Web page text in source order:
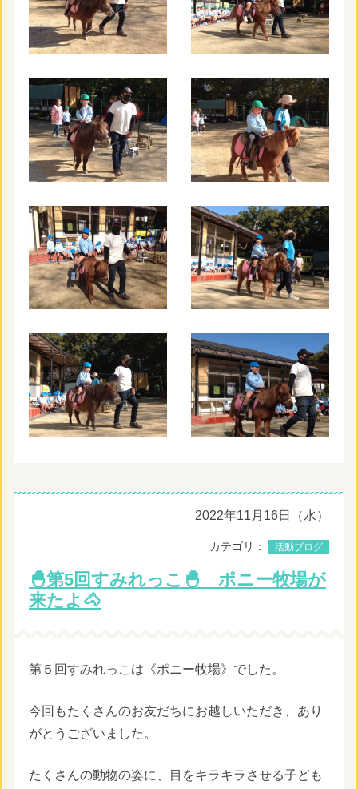
2022年11月16日（水）
カテゴリ： 活動ブログ
🐣第5回すみれっこ🐣 ポニー牧場が
来たよ🐴
第５回すみれっこは《ポニー牧場》でした。
今回もたくさんのお友だちにお越しいただき、あり
がとうございました。
たくさんの動物の姿に、目をキラキラさせる子ども